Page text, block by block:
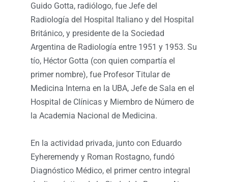
Guido Gotta, radiólogo, fue Jefe del
Radiología del Hospital Italiano y del Hospital
Británico, y presidente de la Sociedad
Argentina de Radiología entre 1951 y 1953. Su
tío, Héctor Gotta (con quien compartía el
primer nombre), fue Profesor Titular de
Medicina Interna en la UBA, Jefe de Sala en el
Hospital de Clínicas y Miembro de Número de
la Academia Nacional de Medicina.
En la actividad privada, junto con Eduardo
Eyheremendy y Roman Rostagno, fundó
Diagnóstico Médico, el primer centro integral